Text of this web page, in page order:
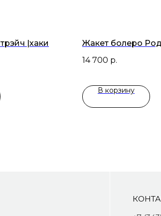
|хаки
Жакет болеро
14 700 р.
В корзину
КОНТАКТЫ